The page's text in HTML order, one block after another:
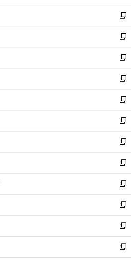
開
く
ウ
で
開
く
ン
ド
ウ
で
開
く
新
し
い
ウ
ィ
ン
ド
ウ
で
開
く
新
し
い
ウ
ィ
ン
ド
ウ
で
開
く
新
し
い
ウ
ィ
ン
ド
ウ
で
開
く
新
し
い
ウ
ィ
ン
ド
ウ
で
開
く
新
し
い
ウ
ィ
ン
ド
ウ
で
開
く
新
し
い
ウ
ィ
ン
ド
ウ
で
開
く
新
し
い
ウ
ィ
ン
ド
ウ
で
開
く
新
し
い
ウ
ィ
ン
ド
ウ
で
開
新
し
い
ウ
ィ
ン
ド
ウ
新
し
い
ウ
ィ
ン
新
し
い
ウ
新
し